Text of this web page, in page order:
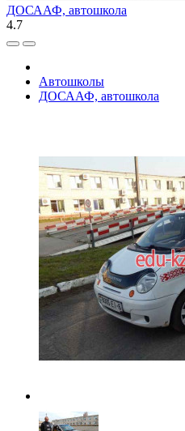
ДОСААФ, автошкола
4.7
Автошколы
ДОСААФ, автошкола